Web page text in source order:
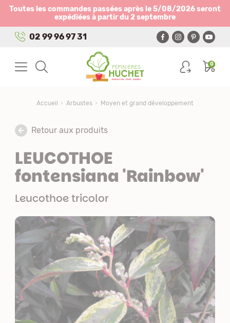
Toutes les commandes passées après le 5/08/2026 seront
expédiées à partir du 2 septembre
02 99 96 97 31
0
Accueil Arbustes Moyen et grand développement
Retour aux produits
LEUCOTHOE
fontensiana 'Rainbow'
Leucothoe tricolor
Panneau de gestion des cookies